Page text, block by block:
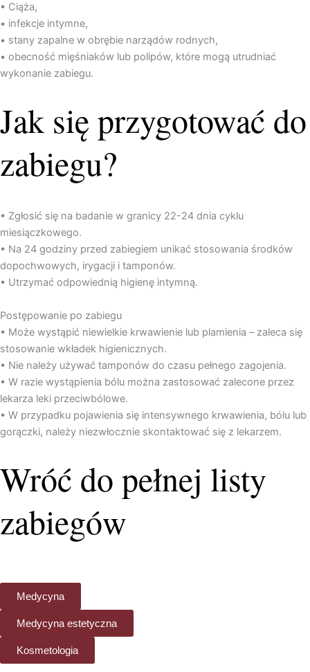
• Ciąża,
• infekcje intymne,
• stany zapalne w obrębie narządów rodnych,
• obecność mięśniaków lub polipów, które mogą utrudniać
wykonanie zabiegu.
Jak się przygotować do
zabiegu?
• Zgłosić się na badanie w granicy 22-24 dnia cyklu
miesiączkowego.
• Na 24 godziny przed zabiegiem unikać stosowania środków
dopochwowych, irygacji i tamponów.
• Utrzymać odpowiednią higienę intymną.
Postępowanie po zabiegu
• Może wystąpić niewielkie krwawienie lub plamienia – zaleca się
stosowanie wkładek higienicznych.
• Nie należy używać tamponów do czasu pełnego zagojenia.
• W razie wystąpienia bólu można zastosować zalecone przez
lekarza leki przeciwbólowe.
• W przypadku pojawienia się intensywnego krwawienia, bólu lub
gorączki, należy niezwłocznie skontaktować się z lekarzem.
Wróć do pełnej listy
zabiegów
Medycyna
Medycyna estetyczna
Kosmetologia